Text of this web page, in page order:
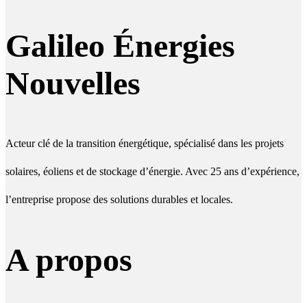
Galileo Énergies
Nouvelles
Acteur clé de la transition énergétique, spécialisé dans les projets
solaires, éoliens et de stockage d’énergie. Avec 25 ans d’expérience,
l’entreprise propose des solutions durables et locales.
A propos